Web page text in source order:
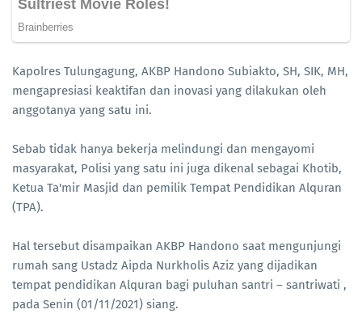
Kapolres Tulungagung, AKBP Handono Subiakto, SH, SIK, MH,
mengapresiasi keaktifan dan inovasi yang dilakukan oleh
anggotanya yang satu ini.
Sebab tidak hanya bekerja melindungi dan mengayomi
masyarakat, Polisi yang satu ini juga dikenal sebagai Khotib,
Ketua Ta'mir Masjid dan pemilik Tempat Pendidikan Alquran
(TPA).
Hal tersebut disampaikan AKBP Handono saat mengunjungi
rumah sang Ustadz Aipda Nurkholis Aziz yang dijadikan
tempat pendidikan Alquran bagi puluhan santri – santriwati ,
pada Senin (01/11/2021) siang.